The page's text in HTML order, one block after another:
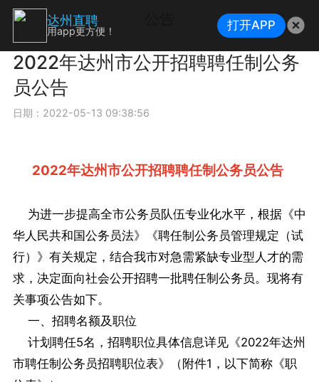
2022年达州市公开招聘聘任制公务
员公告
日期：2022-05-13 09:38:56
2022年达州市公开招聘聘任制公务员公告
为进一步提高全市公务员队伍专业化水平，根据《中
华人民共和国公务员法》《聘任制公务员管理规定（试
行）》有关规定，结合我市对急需紧缺专业型人才的需
求，决定面向社会公开招聘一批聘任制公务员。现将有
关事项公告如下。
一、招聘名额及职位
计划聘任5名，招聘职位具体信息详见《2022年达州
市聘任制公务员招聘职位表》（附件1，以下简称《职
达州直聘
用app更方便！ 打开APP